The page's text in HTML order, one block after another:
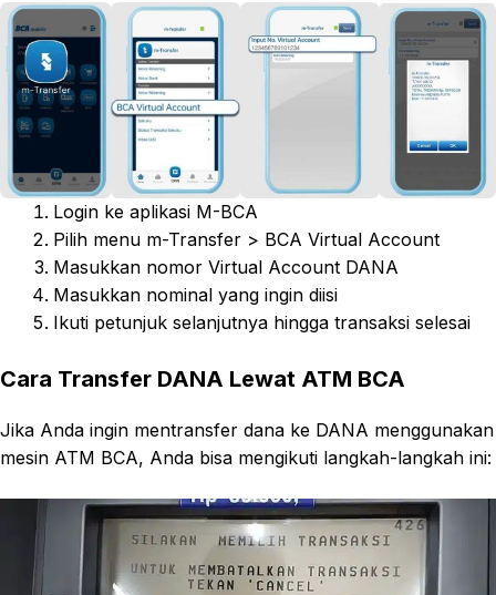
Login ke aplikasi M-BCA
Pilih menu m-Transfer > BCA Virtual Account
Masukkan nomor Virtual Account DANA
Masukkan nominal yang ingin diisi
Ikuti petunjuk selanjutnya hingga transaksi selesai
Cara Transfer DANA Lewat ATM BCA
Jika Anda ingin mentransfer dana ke DANA menggunakan
mesin ATM BCA, Anda bisa mengikuti langkah-langkah ini: